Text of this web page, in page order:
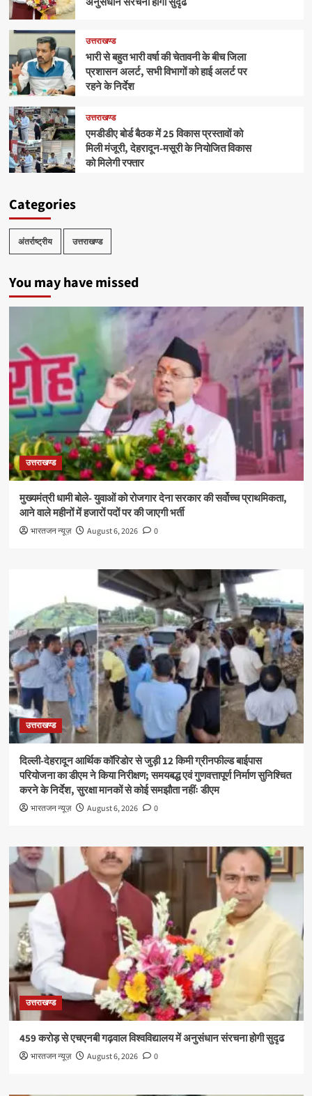
उत्तराखण्ड
भारी से बहुत भारी वर्षा की चेतावनी के बीच जिला
प्रशासन अलर्ट, सभी विभागों को हाई अलर्ट पर
रहने के निर्देश
उत्तराखण्ड
एमडीडीए बोर्ड बैठक में 25 विकास प्रस्तावों को
मिली मंजूरी, देहरादून-मसूरी के नियोजित विकास
को मिलेगी रफ्तार
Categories
अंतर्राष्ट्रीय उत्तराखण्ड
You may have missed
उत्तराखण्ड
मुख्यमंत्री धामी बोले- युवाओं को रोजगार देना सरकार की सर्वोच्च प्राथमिकता,
आने वाले महीनों में हजारों पदों पर की जाएगी भर्ती
भारतजन न्यूज़ August 6, 2026 0
उत्तराखण्ड
दिल्ली-देहरादून आर्थिक कॉरिडोर से जुड़ी 12 किमी ग्रीनफील्ड बाईपास
परियोजना का डीएम ने किया निरीक्षण; समयबद्ध एवं गुणवत्तापूर्ण निर्माण सुनिश्चित
करने के निर्देश, सुरक्षा मानकों से कोई समझौता नहींः डीएम
भारतजन न्यूज़ August 6, 2026 0
उत्तराखण्ड
459 करोड़ से एचएनबी गढ़वाल विश्वविद्यालय में अनुसंधान संरचना होगी सुदृढ
भारतजन न्यूज़ August 6, 2026 0